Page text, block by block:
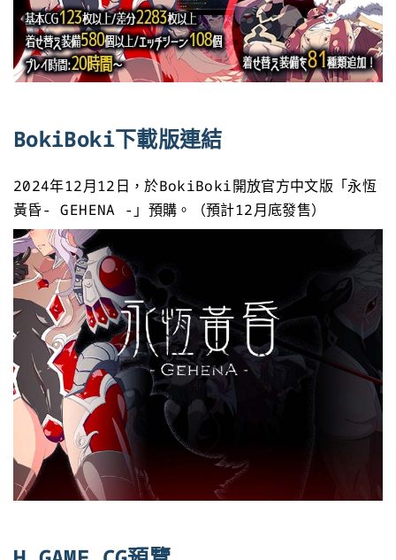
BokiBoki下載版連結
2024年12月12日，於BokiBoki開放官方中文版「永恆
黃昏- GEHENA -」預購。（預計12月底發售）